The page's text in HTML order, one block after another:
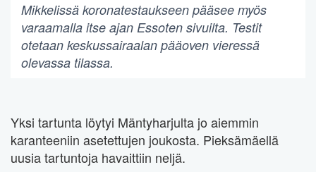
Mikkelissä koronatestaukseen pääsee myös
varaamalla itse ajan Essoten sivuilta. Testit
otetaan keskussairaalan pääoven vieressä
olevassa tilassa.
Yksi tartunta löytyi Mäntyharjulta jo aiemmin
karanteeniin asetettujen joukosta. Pieksämäellä
uusia tartuntoja havaittiin neljä.